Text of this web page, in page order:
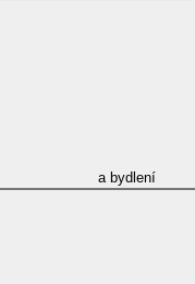
a bydlení